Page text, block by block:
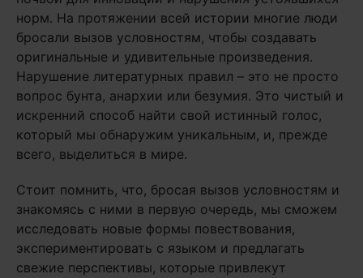
норм. На протяжении всей истории многие люди
бросали вызов условностям, чтобы создавать
оригинальные и удивительные произведения.
Нарушение литературных правил – это не просто
вопрос бунта, анархии или безумия. Это чистый и
искренний способ найти свой истинный голос,
который мы обнаружим уникальным, и, прежде
всего, выделиться в мире.
Стоит помнить, что, бросая вызов условностям и
знакомясь с ними в первую очередь, мы сможем
исследовать новые формы повествования,
экспериментировать с языком и предлагать
свежие перспективы, которые привлекут